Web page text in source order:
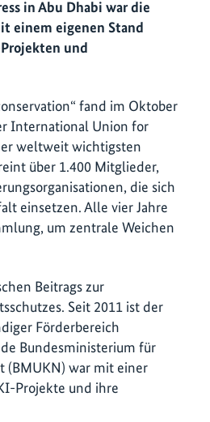
in Abu Dhabi war die
einem eigenen Stand
und
fand im Oktober
International Union for
weltweit wichtigsten
über 1.400 Mitglieder,
die sich
einsetzen. Alle vier Jahre
um zentrale Weichen
Beitrags zur
Seit 2011 ist der
Förderbereich
Bundesministerium für
(BMUKN) war mit einer
Projekte und ihre